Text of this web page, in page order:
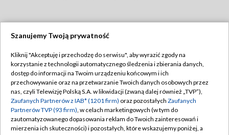
TVP
Abonament TVP
Emisja w TVP
Centrum informacji TVP
Naziemna Telewizja Cyfrowa
Regulamin TVP
Polityka prywatności
Moje zgody
Szanujemy Twoją prywatność
Kliknij "Akceptuję i przechodzę do serwisu", aby wyrazić zgody na
korzystanie z technologii automatycznego śledzenia i zbierania danych,
dostęp do informacji na Twoim urządzeniu końcowym i ich
przechowywanie oraz na przetwarzanie Twoich danych osobowych przez
nas, czyli Telewizję Polską S.A. w likwidacji (zwaną dalej również „TVP”),
Zaufanych Partnerów z IAB* (1201 firm) oraz pozostałych Zaufanych
Partnerów TVP (93 firm), w celach marketingowych (w tym do
zautomatyzowanego dopasowania reklam do Twoich zainteresowań i
mierzenia ich skuteczności) i pozostałych, które wskazujemy poniżej, a